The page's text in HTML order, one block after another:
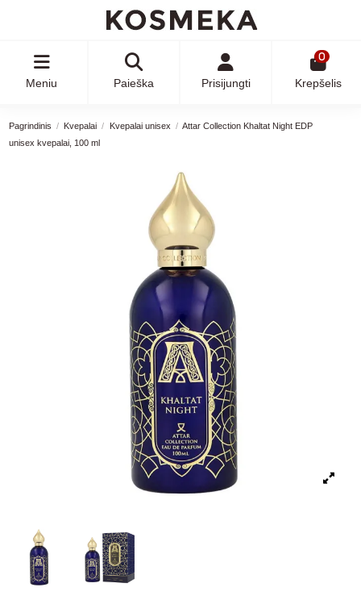
Meniu Paieška Prisijungti
0
Krepšelis
Pagrindinis Kvepalai Kvepalai unisex
Attar Collection Khaltat Night EDP
unisex kvepalai, 100 ml